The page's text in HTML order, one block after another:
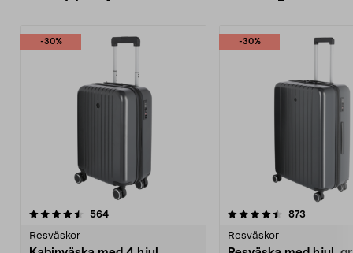
-30%
564recensioner
Resväskor
-30%
4.5 av 5 stjärnor 873
Resväskor
4.5 av 5 stjärnor